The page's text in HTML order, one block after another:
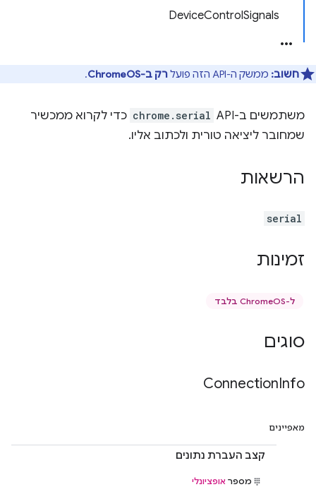
DeviceControlSignals
חשוב: ממשק ה-API הזה פועל רק ב-ChromeOS .
משתמשים ב-API ‏ chrome.serial כדי לקרוא ממכשיר
שמחובר ליציאה טורית ולכתוב אליו.
הרשאות
serial
זמינות
ל-ChromeOS בלבד
סוגים
ConnectionInfo
מאפיינים
קצב העברת נתונים
מספר אופציונלי